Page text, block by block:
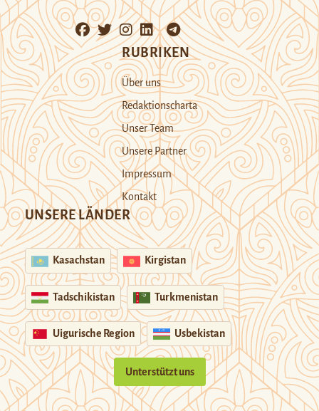
RUBRIKEN
Über uns
Redaktionscharta
Unser Team
Unsere Partner
Impressum
Kontakt
UNSERE LÄNDER
Kasachstan Kirgistan
Tadschikistan Turkmenistan
Uigurische Region Usbekistan
Unterstützt uns